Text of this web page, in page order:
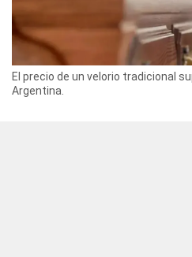
El precio de un velorio tradicional
Argentina.